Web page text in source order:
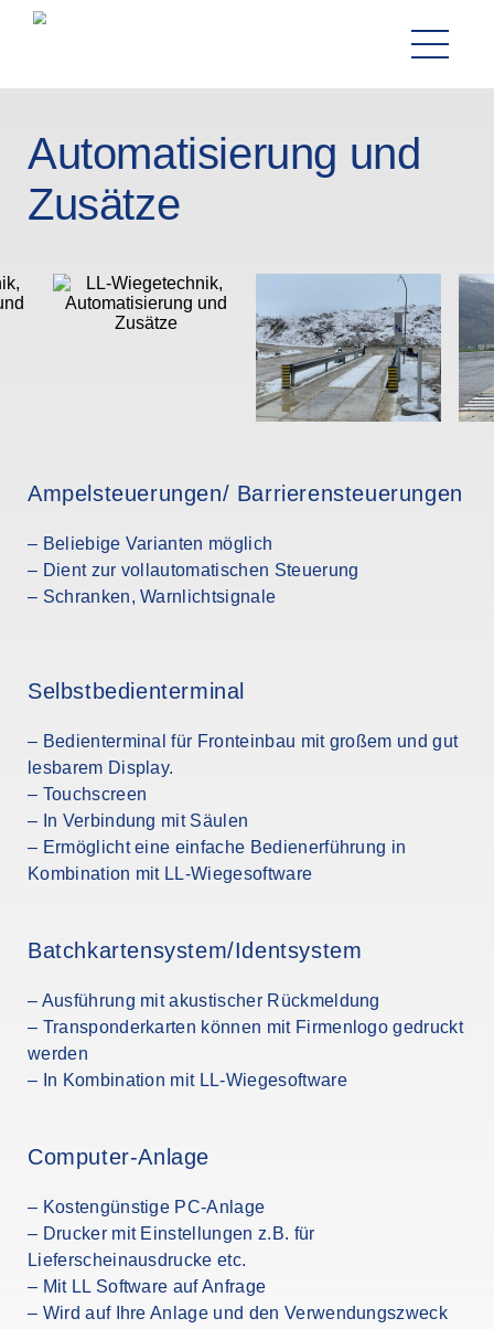
Automatisierung und
Zusätze
Ampelsteuerungen/ Barrierensteuerungen
– Beliebige Varianten möglich
– Dient zur vollautomatischen Steuerung
– Schranken, Warnlichtsignale
Selbstbedienterminal
– Bedienterminal für Fronteinbau mit großem und gut
lesbarem Display.
– Touchscreen
– In Verbindung mit Säulen
– Ermöglicht eine einfache Bedienerführung in
Kombination mit LL-Wiegesoftware
Batchkartensystem/Identsystem
– Ausführung mit akustischer Rückmeldung
– Transponderkarten können mit Firmenlogo gedruckt
werden
– In Kombination mit LL-Wiegesoftware
Computer-Anlage
– Kostengünstige PC-Anlage
– Drucker mit Einstellungen z.B. für
Lieferscheinausdrucke etc.
– Mit LL Software auf Anfrage
– Wird auf Ihre Anlage und den Verwendungszweck